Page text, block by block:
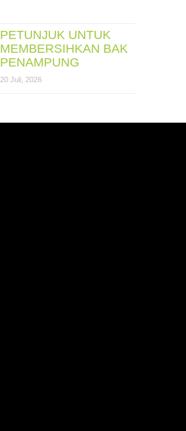
PETUNJUK UNTUK
MEMBERSIHKAN BAK
PENAMPUNG
20 Juli, 2026